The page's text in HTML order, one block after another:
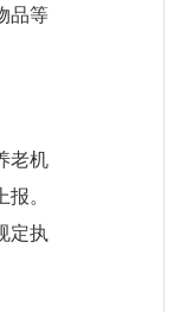
品等
老机
。
定执